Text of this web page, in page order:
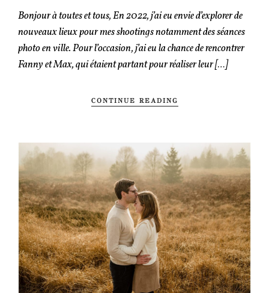
Bonjour à toutes et tous, En 2022, j’ai eu envie d’explorer de
nouveaux lieux pour mes shootings notamment des séances
photo en ville. Pour l’occasion, j’ai eu la chance de rencontrer
Fanny et Max, qui étaient partant pour réaliser leur […]
CONTINUE READING